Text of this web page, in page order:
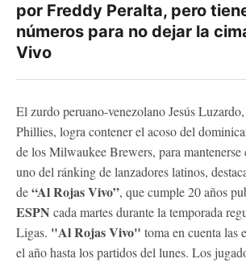
por Freddy Peralta, pero
números para no dejar la
Vivo
El zurdo peruano-venezolano Jesús
Phillies, logra contener el acoso del
de los Milwaukee Brewers, para
uno del ránking de lanzadores latinos,
de“Al Rojas Vivo”, que cumple 20 años
ESPN cada martes durante la temporada
Ligas. "Al Rojas Vivo" toma en cuenta las
el año hasta los partidos del lunes. Los